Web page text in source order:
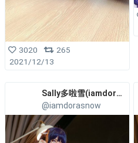
3020
265
2021/12/13
Sally多啦雪(iamdorasnow)
@iamdorasnow